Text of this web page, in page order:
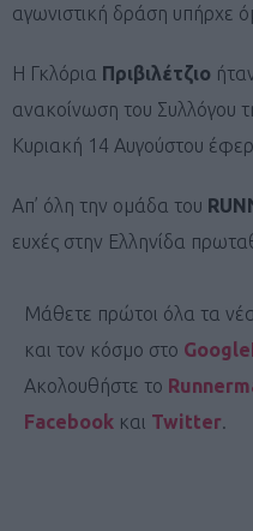
αγωνιστική δράση υπήρχε
Η Γκλόρια Πριβιλέτζιο
ανακοίνωση του Συλλόγου
Κυριακή 14 Αυγούστου
Απ’ όλη την ομάδα του
ευχές στην Ελληνίδα
Μάθετε πρώτοι όλα τα
και τον κόσμο στο
Ακολουθήστε το
Facebook και Twitter.